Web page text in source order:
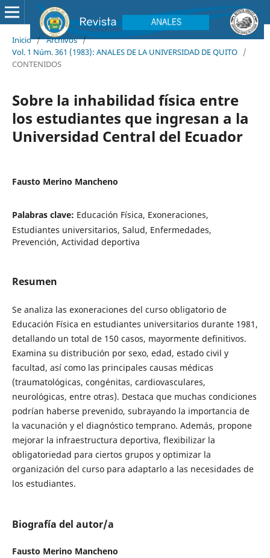
Inicio / Archivos /
Vol. 1 Núm. 361 (1983): ANALES DE LA UNIVERSIDAD DE QUITO /
CONTENIDOS
Sobre la inhabilidad física entre
los estudiantes que ingresan a la
Universidad Central del Ecuador
Fausto Merino Mancheno
Palabras clave: Educación Física, Exoneraciones,
Estudiantes universitarios, Salud, Enfermedades,
Prevención, Actividad deportiva
Resumen
Se analiza las exoneraciones del curso obligatorio de
Educación Física en estudiantes universitarios durante 1981,
detallando un total de 150 casos, mayormente definitivos.
Examina su distribución por sexo, edad, estado civil y
facultad, así como las principales causas médicas
(traumatológicas, congénitas, cardiovasculares,
neurológicas, entre otras). Destaca que muchas condiciones
podrían haberse prevenido, subrayando la importancia de
la vacunación y el diagnóstico temprano. Además, propone
mejorar la infraestructura deportiva, flexibilizar la
obligatoriedad para ciertos grupos y optimizar la
organización del curso para adaptarlo a las necesidades de
los estudiantes.
Biografía del autor/a
Fausto Merino Mancheno